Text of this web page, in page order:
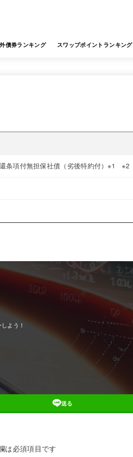
債券ランキング スワップポイントランキング
条項付無担保社債（劣後特約付）※1 ※2
送る
は必須項目です